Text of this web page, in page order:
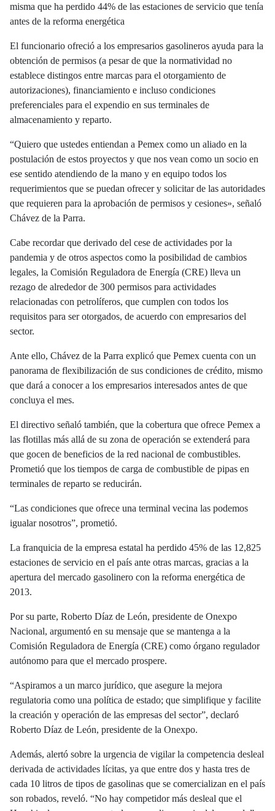
misma que ha perdido 44% de las estaciones de servicio que tenía
antes de la reforma energética
El funcionario ofreció a los empresarios gasolineros ayuda para la
obtención de permisos (a pesar de que la normatividad no
establece distingos entre marcas para el otorgamiento de
autorizaciones), financiamiento e incluso condiciones
preferenciales para el expendio en sus terminales de
almacenamiento y reparto.
“Quiero que ustedes entiendan a Pemex como un aliado en la
postulación de estos proyectos y que nos vean como un socio en
ese sentido atendiendo de la mano y en equipo todos los
requerimientos que se puedan ofrecer y solicitar de las autoridades
que requieren para la aprobación de permisos y cesiones», señaló
Chávez de la Parra.
Cabe recordar que derivado del cese de actividades por la
pandemia y de otros aspectos como la posibilidad de cambios
legales, la Comisión Reguladora de Energía (CRE) lleva un
rezago de alrededor de 300 permisos para actividades
relacionadas con petrolíferos, que cumplen con todos los
requisitos para ser otorgados, de acuerdo con empresarios del
sector.
Ante ello, Chávez de la Parra explicó que Pemex cuenta con un
panorama de flexibilización de sus condiciones de crédito, mismo
que dará a conocer a los empresarios interesados antes de que
concluya el mes.
El directivo señaló también, que la cobertura que ofrece Pemex a
las flotillas más allá de su zona de operación se extenderá para
que gocen de beneficios de la red nacional de combustibles.
Prometió que los tiempos de carga de combustible de pipas en
terminales de reparto se reducirán.
“Las condiciones que ofrece una terminal vecina las podemos
igualar nosotros”, prometió.
La franquicia de la empresa estatal ha perdido 45% de las 12,825
estaciones de servicio en el país ante otras marcas, gracias a la
apertura del mercado gasolinero con la reforma energética de
2013.
Por su parte, Roberto Díaz de León, presidente de Onexpo
Nacional, argumentó en su mensaje que se mantenga a la
Comisión Reguladora de Energía (CRE) como órgano regulador
autónomo para que el mercado prospere.
“Aspiramos a un marco jurídico, que asegure la mejora
regulatoria como una política de estado; que simplifique y facilite
la creación y operación de las empresas del sector”, declaró
Roberto Díaz de León, presidente de la Onexpo.
Además, alertó sobre la urgencia de vigilar la competencia desleal
derivada de actividades lícitas, ya que entre dos y hasta tres de
cada 10 litros de tipos de gasolinas que se comercializan en el país
son robados, reveló. “No hay competidor más desleal que el